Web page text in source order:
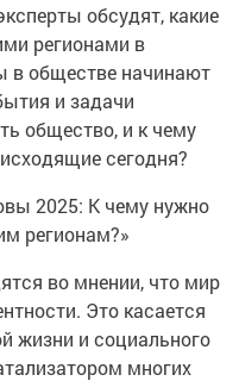
обсудят, какие
регионами в
в обществе начинают
и задачи
общество, и к чему
сегодня?
2025: К чему нужно
регионам?»
во мнении, что мир
Это касается
жизни и социального
многих